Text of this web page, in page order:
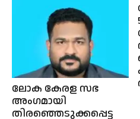
ലോക കേരള സഭ
അംഗമായി
തിരഞ്ഞെടുക്കപ്പെട്ട